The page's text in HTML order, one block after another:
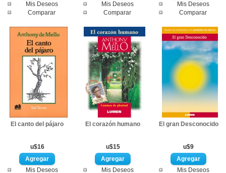
Mis Deseos
Comparar
Mis Deseos
Comparar
Mis Deseos
Comparar
El canto del pájaro
u$16
Mis Deseos
El corazón humano
u$15
Mis Deseos
El gran Desconocido
u$9
Mis Deseos